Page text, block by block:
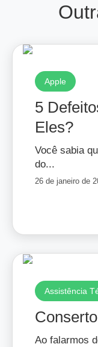
Apple
5
Eles?
Você sabia
do...
26 de janeiro de
Assistência
Ao falarmos